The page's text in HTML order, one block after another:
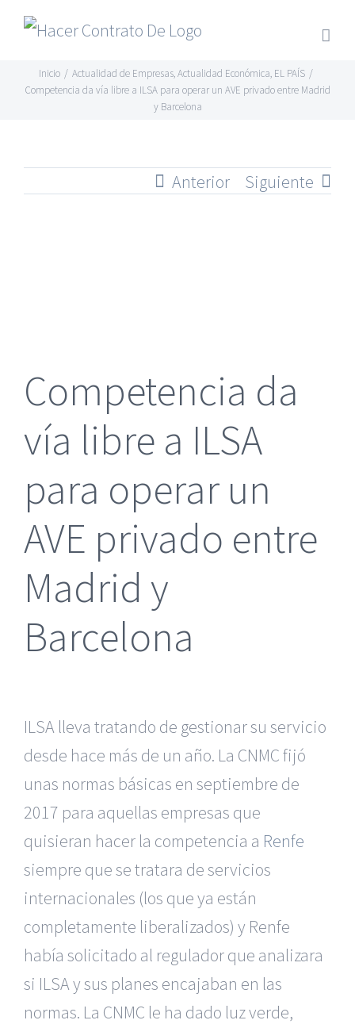
Skip
content
Inicio / Actualidad de Empresas,Actualidad Económica, EL PAÍS /
Competencia da vía libre a ILSA para operar un AVE privado entre Madrid
y Barcelona
Anterior Siguiente
Competencia da
vía libre a ILSA
para operar un
AVE privado entre
Madrid y
Barcelona
ILSA lleva tratando de gestionar su servicio
desde hace más de un año. La CNMC fijó
unas normas básicas en septiembre de
2017 para aquellas empresas que
quisieran hacer la competencia a Renfe
siempre que se tratara de servicios
internacionales (los que ya están
completamente liberalizados) y Renfe
había solicitado al regulador que analizara
si ILSA y sus planes encajaban en las
normas. La CNMC le ha dado luz verde,